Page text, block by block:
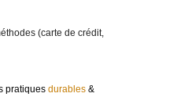
(carte de crédit,
pratiques durables&